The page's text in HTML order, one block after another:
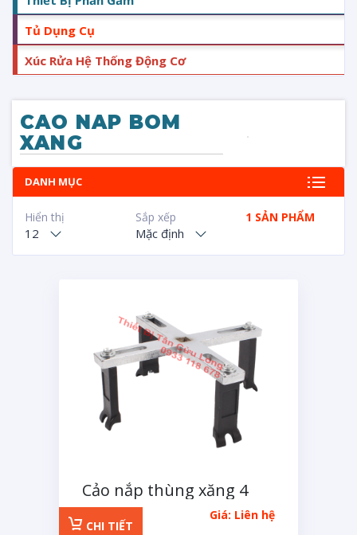
Tủ Dụng Cụ
Xúc Rửa Hệ Thống Động Cơ
CAO NAP BOM
XANG
DANH MỤC
1 SẢN PHẨM
Sắp xếp
Mặc định
Hiển thị
12
Cảo nắp thùng xăng 4
chân
Giá: Liên hệ
CHI TIẾT